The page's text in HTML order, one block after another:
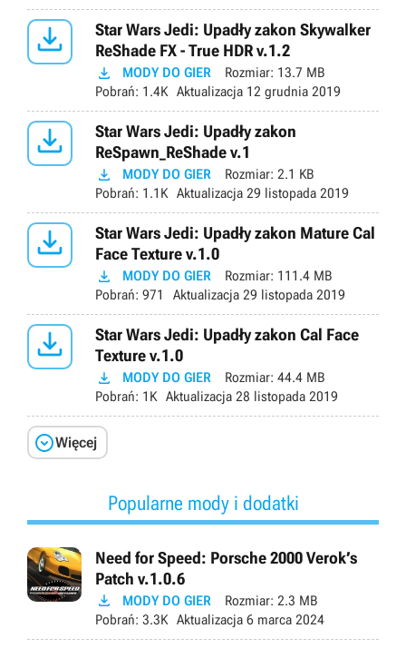

Star Wars Jedi: Upadły zakon Skywalker
ReShade FX - True HDR v.1.2
 MODY DO GIER Rozmiar: 13.7 MB
Pobrań: 1.4K Aktualizacja 12 grudnia 2019

Star Wars Jedi: Upadły zakon
ReSpawn_ReShade v.1
 MODY DO GIER Rozmiar: 2.1 KB
Pobrań: 1.1K Aktualizacja 29 listopada 2019

Star Wars Jedi: Upadły zakon Mature Cal
Face Texture v.1.0
 MODY DO GIER Rozmiar: 111.4 MB
Pobrań: 971 Aktualizacja 29 listopada 2019

Star Wars Jedi: Upadły zakon Cal Face
Texture v.1.0
 MODY DO GIER Rozmiar: 44.4 MB
Pobrań: 1K Aktualizacja 28 listopada 2019
Więcej
Popularne mody i dodatki
Need for Speed: Porsche 2000 Verok’s
Patch v.1.0.6
 MODY DO GIER Rozmiar: 2.3 MB
Pobrań: 3.3K Aktualizacja 6 marca 2024